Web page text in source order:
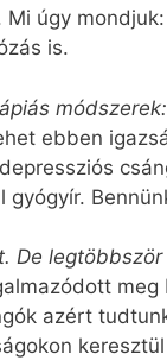
úgy
is.
ebben
azért